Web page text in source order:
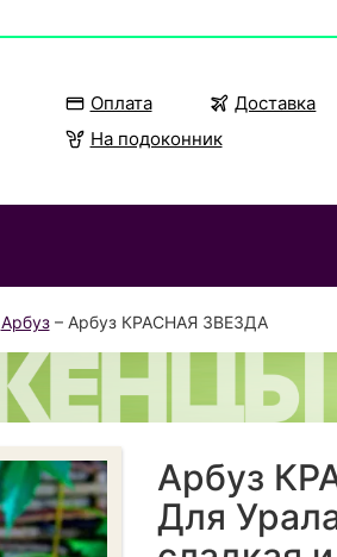
Оплата Доставка
На подоконник
Арбуз– Арбуз КРАСНАЯ ЗВЕЗДА
Арбуз
Для